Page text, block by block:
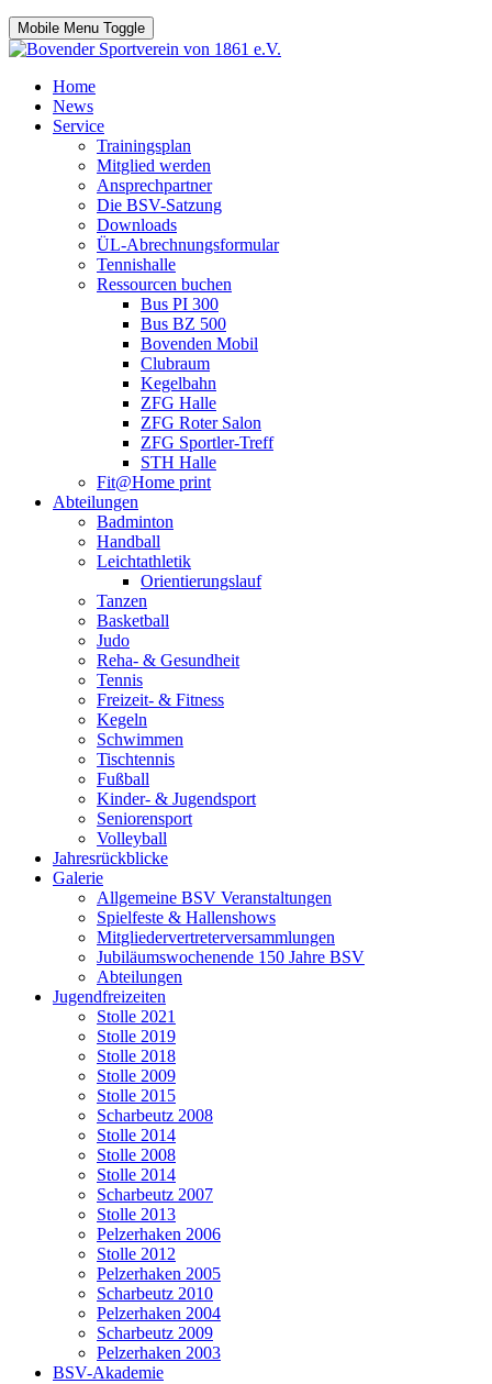
Mobile Menu Toggle
Home
News
Service
Trainingsplan
Mitglied werden
Ansprechpartner
Die BSV-Satzung
Downloads
ÜL-Abrechnungsformular
Tennishalle
Ressourcen buchen
Bus PI 300
Bus BZ 500
Bovenden Mobil
Clubraum
Kegelbahn
ZFG Halle
ZFG Roter Salon
ZFG Sportler-Treff
STH Halle
Fit@Home print
Abteilungen
Badminton
Handball
Leichtathletik
Orientierungslauf
Tanzen
Basketball
Judo
Reha- & Gesundheit
Tennis
Freizeit- & Fitness
Kegeln
Schwimmen
Tischtennis
Fußball
Kinder- & Jugendsport
Seniorensport
Volleyball
Jahresrückblicke
Galerie
Allgemeine BSV Veranstaltungen
Spielfeste & Hallenshows
Mitgliedervertreterversammlungen
Jubiläumswochenende 150 Jahre BSV
Abteilungen
Jugendfreizeiten
Stolle 2021
Stolle 2019
Stolle 2018
Stolle 2009
Stolle 2015
Scharbeutz 2008
Stolle 2014
Stolle 2008
Stolle 2014
Scharbeutz 2007
Stolle 2013
Pelzerhaken 2006
Stolle 2012
Pelzerhaken 2005
Scharbeutz 2010
Pelzerhaken 2004
Scharbeutz 2009
Pelzerhaken 2003
BSV-Akademie